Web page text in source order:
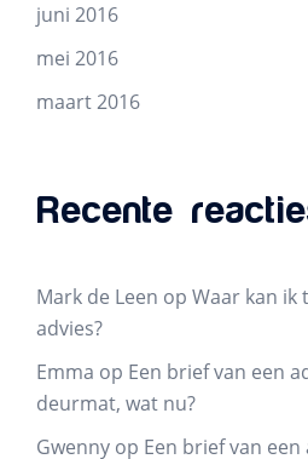
juni 2016
mei 2016
maart 2016
Recente
Mark de Leen op Waar kan
advies?
Emma op Een brief van een
deurmat, wat nu?
Gwenny op Een brief van